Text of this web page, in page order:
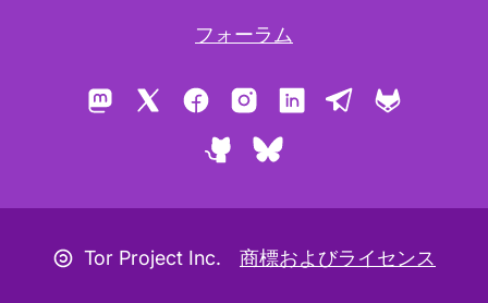
フォーラム
Mastodon FacebookInstagramLinkedInTelegram
GitHubBluesky
コピーレフトアイコン
Tor Project Inc. 商標およびライセンス